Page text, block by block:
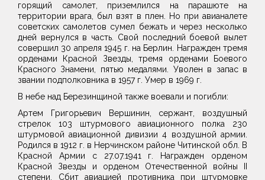
горящий самолет, приземлился на парашюте на
территории врага, был взят в плен. Но при авианалете
советских самолетов сумел бежать и через несколько
дней вернулся в часть. Свой последний боевой вылет
совершил 30 апреля 1945 г. на Берлин. Награжден тремя
орденами Красной Звезды, тремя орденами Боевого
Красного Знамени, пятью медалями. Уволен в запас в
звании подполковника в 1957 г. Умер в 1969 г.
В небе над Березинщиной также воевали и погибли:
Артем Григорьевич Вершинин, сержант, воздушный
стрелок 103 штурмового авиационного полка 230
штурмовой авиационной дивизии 4 воздушной армии.
Родился в 1912 г. в Нерчинском районе Читинской обл. В
Красной Армии с 27.07.1941 г. Награжден орденом
Красной Звезды и орденом Отечественной войны II
степени. Сбит авиацией противника при штурмовке